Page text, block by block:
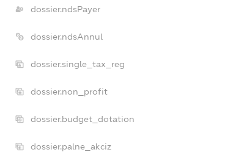
dossier.ndsPayer
dossier.ndsAnnul
dossier.single_tax_reg
dossier.non_profit
dossier.budget_dotation
dossier.palne_akciz